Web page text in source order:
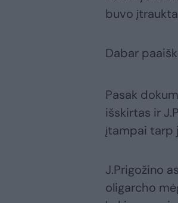
buvo
Dabar
Pasak
išskirtas ir
įtampai tarp
J.Prigožino
oligarcho